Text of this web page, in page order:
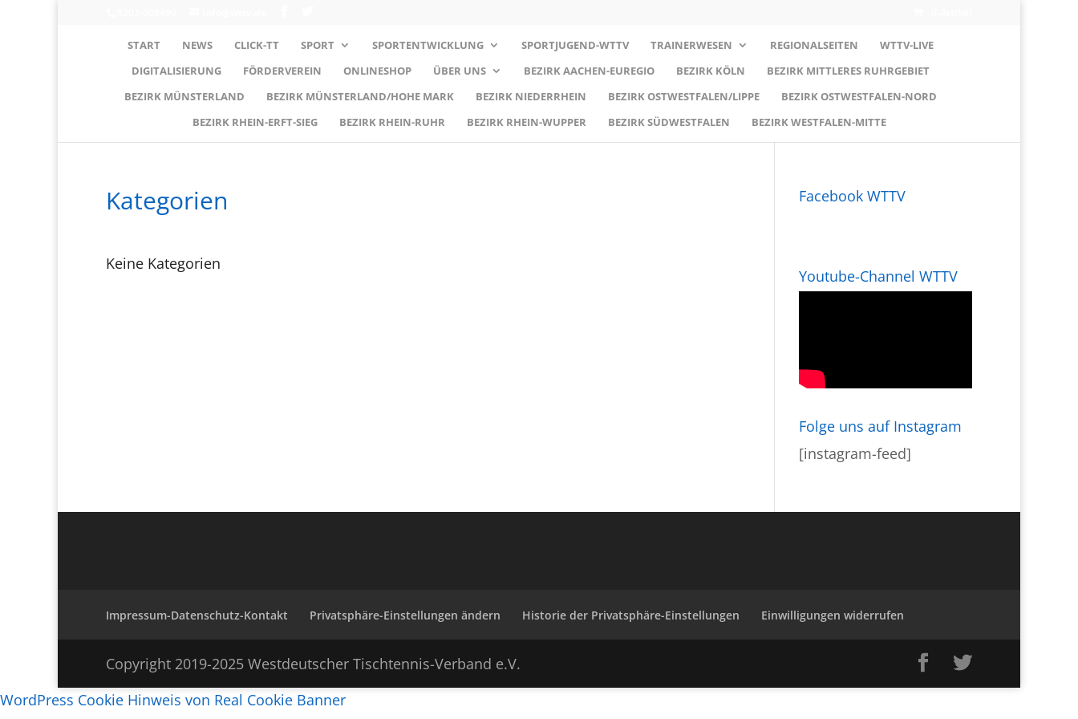
START NEWS CLICK-TT SPORT SPORTENTWICKLUNG SPORTJUGEND-WTTV TRAINERWESEN REGIONALSEITEN
WTTV-LIVE
DIGITALISIERUNG
FÖRDERVEREIN ONLINESHOP ÜBER UNS BEZIRK AACHEN-EUREGIO BEZIRK KÖLN
BEZIRK MITTLERES RUHRGEBIET
BEZIRK MÜNSTERLAND
BEZIRK MÜNSTERLAND/HOHE MARK BEZIRK NIEDERRHEIN BEZIRK OSTWESTFALEN/LIPPE
BEZIRK OSTWESTFALEN-NORD
BEZIRK RHEIN-ERFT-SIEG
BEZIRK RHEIN-RUHR BEZIRK RHEIN-WUPPER BEZIRK SÜDWESTFALEN BEZIRK WESTFALEN-MITTE
Kategorien
Keine Kategorien
Facebook WTTV
Youtube-Channel WTTV
Folge uns auf Instagram
[instagram-feed]
Impressum-Datenschutz-Kontakt Privatsphäre-Einstellungen ändern Historie der Privatsphäre-Einstellungen Einwilligungen widerrufen
Copyright 2019-2025 Westdeutscher Tischtennis-Verband e.V.
WordPress Cookie Hinweis von Real Cookie Banner